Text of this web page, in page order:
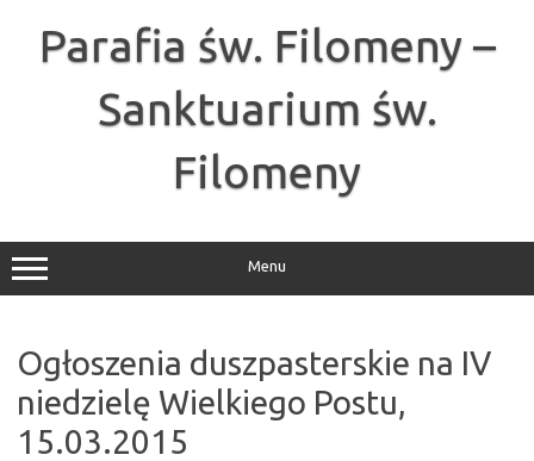
Parafia św. Filomeny –
Sanktuarium św.
Filomeny
Menu
Ogłoszenia duszpasterskie na IV
niedzielę Wielkiego Postu,
15.03.2015